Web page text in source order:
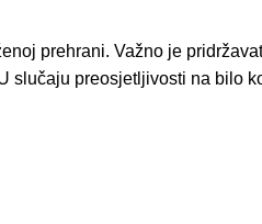
prehrani. Važno je
preosjetljivosti na bilo